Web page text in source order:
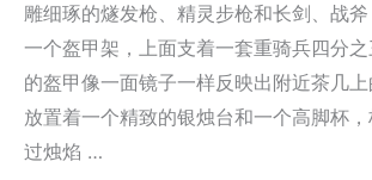
雕细琢的燧发枪、精灵步枪和长剑、战
一个盔甲架，上面支着一套重骑兵四分
的盔甲像一面镜子一样反映出附近茶几
放置着一个精致的银烛台和一个高脚杯
过烛焰 …